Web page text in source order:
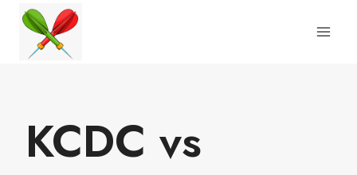
Doorgaan
naar
inhoud
KCDC vs